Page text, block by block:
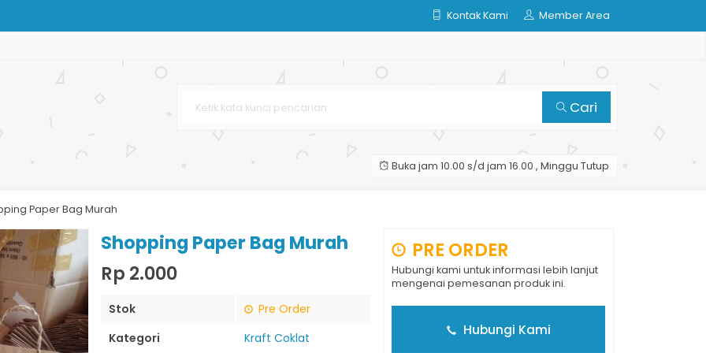
Offset
Kontak Kami Member Area
Cari
Buka jam 10.00 s/d jam 16.00 , Minggu Tutup
Paper Bag Murah
Shopping Paper Bag Murah
Rp 2.000
Stok
Pre Order
Kategori
Kraft Coklat
PRE ORDER
Hubungi kami untuk informasi lebih lanjut
mengenai pemesanan produk ini.
Hubungi Kami